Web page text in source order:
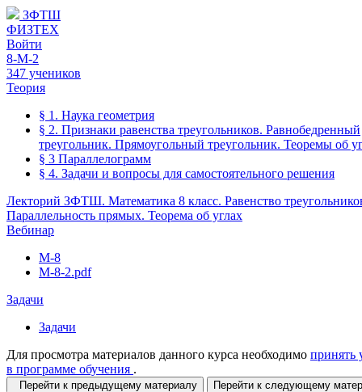
ЗФТШ
ФИЗТЕХ
Войти
8-М-2
347 учеников
Теория
§ 1. Наука геометрия
§ 2. Признаки равенства треугольников. Равнобедренный
треугольник. Прямоугольный треугольник. Теоремы об
§ 3 Параллелограмм
§ 4. Задачи и вопросы для самостоятельного решения
Лекторий ЗФТШ. Математика 8 класс. Равенство
Параллельность прямых. Теорема об углах
Вебинар
М-8
М-8-2.pdf
Задачи
Задачи
Для просмотра материалов данного курса необходимо принять
в программе обучения .
Перейти к предыдущему материалу Перейти к следующему